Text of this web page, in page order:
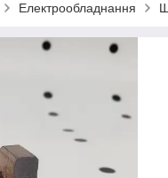
Електрообладнання